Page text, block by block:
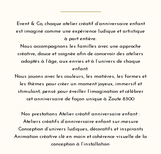
Event & Co, chaque atelier créatif d’anniversaire enfant
est imaginé comme une expérience ludique et artistique
à part entière.
Nous accompagnons les familles avec une approche
créative, douce et soignée afin de concevoir des ateliers
adaptés à l’âge, aux envies et à l’univers de chaque
enfant.
Nous jouons avec les couleurs, les matières, les formes et
les thèmes pour créer un moment joyeux, immersif et
stimulant, pensé pour éveiller l’imagination et célébrer
cet anniversaire de façon unique à Zoute 8300
Nos prestations Atelier créatif anniversaire enfant :
Ateliers créatifs d’anniversaire enfant sur-mesure
Conception d’univers ludiques, décoratifs et inspirants
Animation créative clé en main et cohérence visuelle de la
conception à l’installation